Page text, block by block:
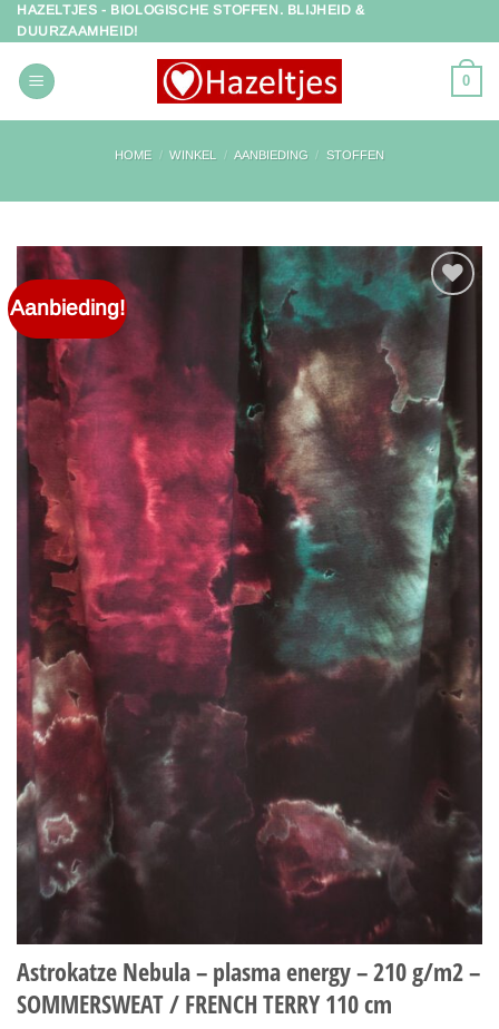
Ga
naar
inhoud
HAZELTJES - BIOLOGISCHE STOFFEN. BLIJHEID &
DUURZAAMHEID!
0
HOME / WINKEL / AANBIEDING / STOFFEN
Aanbieding!
Toevoegen
verlanglijst
Astrokatze Nebula – plasma energy – 210 g/m2 –
SOMMERSWEAT / FRENCH TERRY 110 cm